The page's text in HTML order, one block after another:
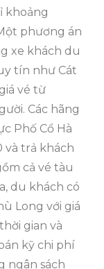
khoảng
phương án
xe khách du
tín như Cát
vé từ
Các hãng
Phố Cổ Hà
và trả khách
cả vé tàu
du khách có
Long với giá
gian và
kỹ chi phí
ngân sách